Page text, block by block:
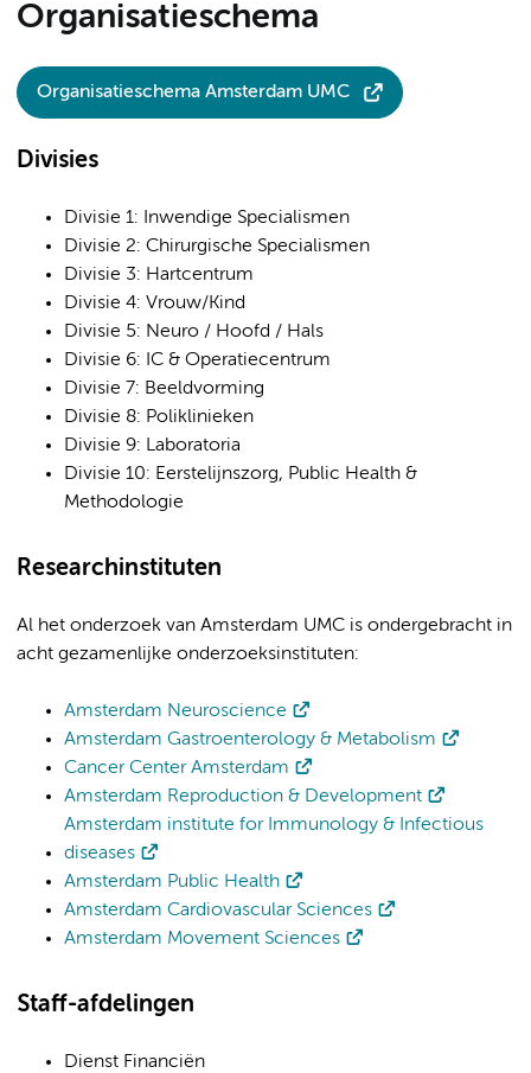
Organisatieschema
Organisatieschema Amsterdam UMC
Divisies
Divisie 1: Inwendige Specialismen
Divisie 2: Chirurgische Specialismen
Divisie 3: Hartcentrum
Divisie 4: Vrouw/Kind
Divisie 5: Neuro / Hoofd / Hals
Divisie 6: IC & Operatiecentrum
Divisie 7: Beeldvorming
Divisie 8: Poliklinieken
Divisie 9: Laboratoria
Divisie 10: Eerstelijnszorg, Public Health &
Methodologie
Researchinstituten
Al het onderzoek van Amsterdam UMC is ondergebracht in
acht gezamenlijke onderzoeksinstituten:
Amsterdam Neuroscience
Amsterdam Gastroenterology & Metabolism
Cancer Center Amsterdam
Amsterdam Reproduction & Development
Amsterdam institute for Immunology & Infectious
diseases
Amsterdam Public Health
Amsterdam Cardiovascular Sciences
Amsterdam Movement Sciences
Staff-afdelingen
Dienst Financiën